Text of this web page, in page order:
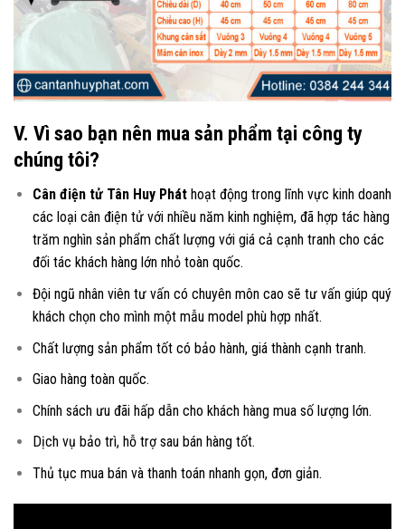
V. Vì sao bạn nên mua sản phẩm tại công ty
chúng tôi?
Cân điện tử Tân Huy Pháthoạt động trong lĩnh vực kinh doanh
các loại cân điện tửvới nhiều năm kinh nghiệm, đã hợp tác hàng
trăm nghìn sản phẩm chất lượng với giá cả cạnh tranh cho các
đối tác khách hàng lớn nhỏ toàn quốc.
Đội ngũ nhân viên tư vấn có chuyên môn cao sẽ tư vấn giúp quý
khách chọn cho mình một mẫu model phù hợp nhất.
Chất lượng sản phẩm tốt có bảo hành, giá thành cạnh tranh.
Giao hàng toàn quốc.
Chính sách ưu đãi hấp dẫn cho khách hàng mua số lượng lớn.
Dịch vụ bảo trì, hỗ trợ sau bán hàng tốt.
Thủ tục mua bán và thanh toán nhanh gọn, đơn giản.